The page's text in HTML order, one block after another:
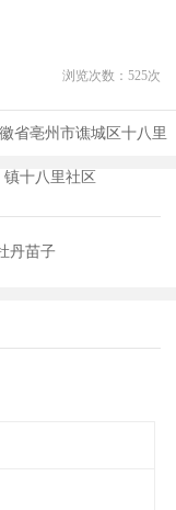
浏览次数： 525次
省亳州市谯城区十八里
镇十八里社区
丹苗子